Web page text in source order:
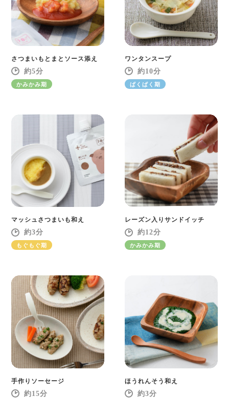
さつまいもとまとソース添え
5
かみかみ期
ワンタンスープ
10
ぱくぱく期
マッシュさつまいも和え
3
もぐもぐ期
レーズン入りサンドイッチ
12
かみかみ期
手作りソーセージ
15
ほうれんそう和え
3